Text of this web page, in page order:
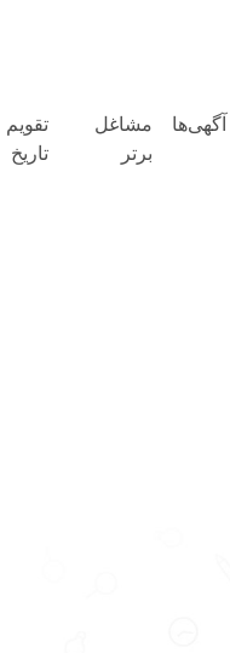
آگهی‌ها
مشاغل
برتر
تقویم
تاریخ